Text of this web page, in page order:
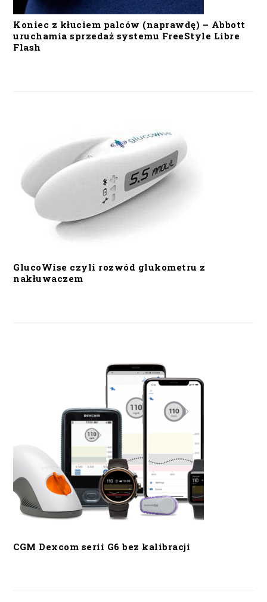
Koniec z kłuciem palców (naprawdę) – Abbott
uruchamia sprzedaż systemu FreeStyle Libre
Flash
GlucoWise czyli rozwód glukometru z
nakłuwaczem
CGM Dexcom serii G6 bez kalibracji